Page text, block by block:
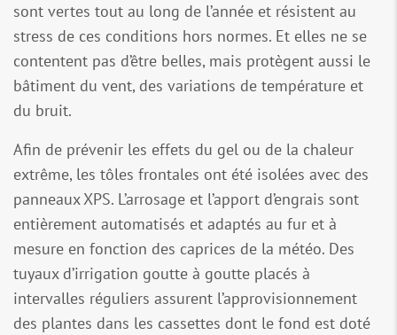
sont vertes tout au long de l’année et résistent au
stress de ces conditions hors normes. Et elles ne se
contentent pas d’être belles, mais protègent aussi le
bâtiment du vent, des variations de température et
du bruit.
Afin de prévenir les effets du gel ou de la chaleur
extrême, les tôles frontales ont été isolées avec des
panneaux XPS. L’arrosage et l’apport d’engrais sont
entièrement automatisés et adaptés au fur et à
mesure en fonction des caprices de la météo. Des
tuyaux d’irrigation goutte à goutte placés à
intervalles réguliers assurent l’approvisionnement
des plantes dans les cassettes dont le fond est doté